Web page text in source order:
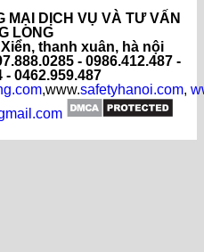
MẠI DỊCH VỤ VÀ TƯ VẤN
LONG
thanh xuân, hà nội
- 0986.412.487 -
- 0462.959.487
,www.safetyhanoi.com,